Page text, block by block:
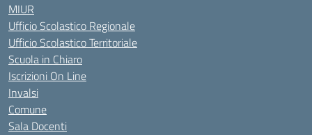
MIUR
Ufficio Scolastico Regionale
Ufficio Scolastico Territoriale
Scuola in Chiaro
Iscrizioni On Line
Invalsi
Comune
Sala Docenti